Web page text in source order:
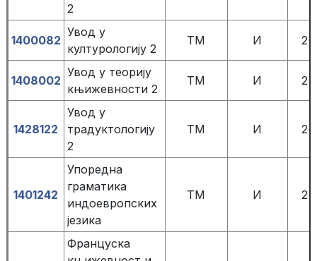
2
1400082
Увод у
културологију 2
TM И
1408002
Увод у теорију
књижевности 2
TM И
1428122
Увод у
традуктологију
2
TM И
1401242
Упоредна
граматика
индоевропских
језика
ТМ И
Француска